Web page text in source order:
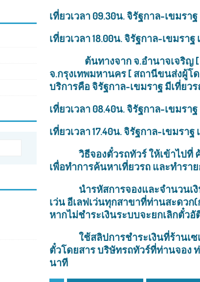
เที่ยวเวลา09.30น. จิรัฐกาล-เขมราฐ
เที่ยวเวลา18.00น. จิรัฐกาล-เขมราฐ
ต้นทางจาก จ.อำนาจเจริญ
จ.กรุงเทพมหานคร [ สถานีขนส่งผู้โ
บริการคือ จิรัฐกาล-เขมราฐ มีเที่ยว
เที่ยวเวลา 08.40น. จิรัฐกาล-เขมรา
เที่ยวเวลา 17.40น. จิรัฐกาล-เขมราฐ
วิธีจองตั๋วรถทัวร์ ให้เข้าไปที่ ค้
เพื่อทำการค้นหาเที่ยวรถ และทำร
นำรหัสการจองและจำนวนเงิน
เว่น อีเลฟเว่นทุกสาขาที่ท่านสะดวก
หากไม่ชำระเงินระบบจะยกเลิกตั๋ว
ใช้สลิปการชำระเงินที่ร้านเซ
ตั๋วโดยสาร บริษัทรถทัวร์ที่ท่านจอง
นาที